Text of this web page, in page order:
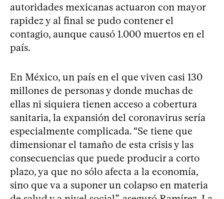
autoridades mexicanas actuaron con mayor
rapidez y al final se pudo contener el
contagio, aunque causó 1.000 muertos en el
país.
En México, un país en el que viven casi 130
millones de personas y donde muchas de
ellas ni siquiera tienen acceso a cobertura
sanitaria, la expansión del coronavirus sería
especialmente complicada. “Se tiene que
dimensionar el tamaño de esta crisis y las
consecuencias que puede producir a corto
plazo, ya que no sólo afecta a la economía,
sino que va a suponer un colapso en materia